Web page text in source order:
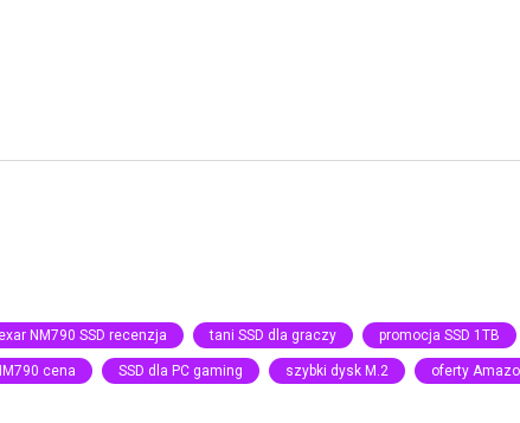
NM790 SSD recenzja tani SSD dla graczy promocja SSD 1TB
cena SSD dla PC gaming szybki dysk M.2 oferty